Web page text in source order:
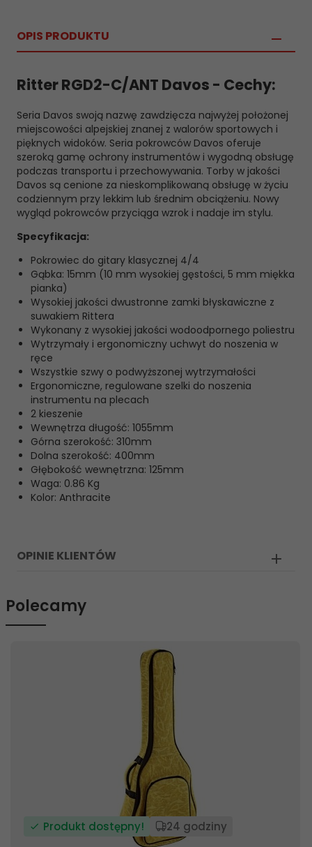
OPIS PRODUKTU
Ritter RGD2-C/ANT Davos - Cechy:
Seria Davos swoją nazwę zawdzięcza najwyżej położonej
miejscowości alpejskiej znanej z walorów sportowych i
pięknych widoków. Seria pokrowców Davos oferuje
szeroką gamę ochrony instrumentów i wygodną obsługę
podczas transportu i przechowywania. Torby w jakości
Davos są cenione za nieskomplikowaną obsługę w życiu
codziennym przy lekkim lub średnim obciążeniu. Nowy
wygląd pokrowców przyciąga wzrok i nadaje im stylu.
Specyfikacja:
Pokrowiec do gitary klasycznej 4/4
Gąbka: 15mm (10 mm wysokiej gęstości, 5 mm miękka
pianka)
Wysokiej jakości dwustronne zamki błyskawiczne z
suwakiem Rittera
Wykonany z wysokiej jakości wodoodpornego poliestru
Wytrzymały i ergonomiczny uchwyt do noszenia w
ręce
Wszystkie szwy o podwyższonej wytrzymałości
Ergonomiczne, regulowane szelki do noszenia
instrumentu na plecach
2 kieszenie
Wewnętrza długość: 1055mm
Górna szerokość: 310mm
Dolna szerokość: 400mm
Głębokość wewnętrzna: 125mm
Waga: 0.86 Kg
Kolor: Anthracite
OPINIE KLIENTÓW
Polecamy
Produkt dostępny! 24 godziny